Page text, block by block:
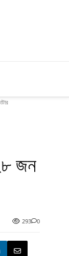
জন
293
0